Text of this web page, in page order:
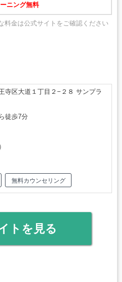
ニング無料
料金は公式サイトをご確認ください
寺区大道１丁目２−２８ サンプラ
徒歩7分
無料カウンセリング
トを見る